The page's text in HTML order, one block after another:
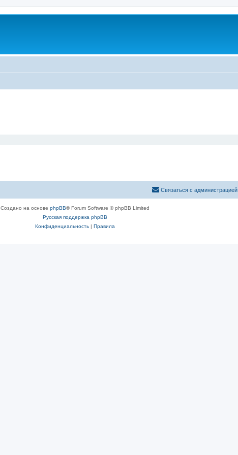
Связаться с администрацией
Создано на основе phpBB® Forum Software © phpBB Limited
Русская поддержка phpBB
Конфиденциальность| Правила